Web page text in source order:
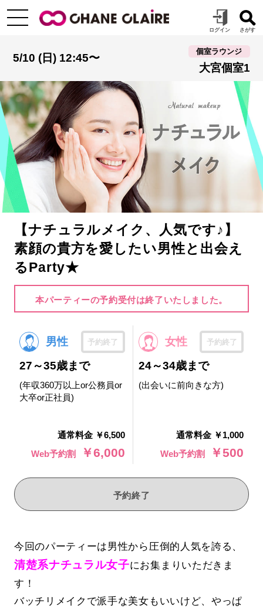
5/10 (日) 12:45〜
個室ラウンジ
大宮個室1
【ナチュラルメイク、人気です♪】
素顔の貴方を愛したい男性と出会え
るParty★
本パーティーの予約受付は終了いたしました。
男性 予約終了
27～35歳まで
(年収360万以上or公務員or
大卒or正社員)
通常料金 ￥6,500
Web予約割
￥6,000
女性 予約終了
24～34歳まで
(出会いに前向きな方)
通常料金 ￥1,000
Web予約割
￥500
予約終了
今回のパーティーは男性から圧倒的人気を誇る、
清楚系ナチュラル女子にお集まりいただきま
す！
バッチリメイクで派手な美女もいいけど、やっぱ